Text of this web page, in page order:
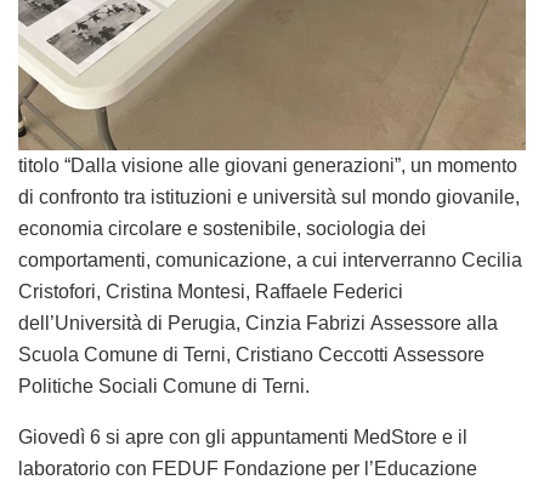
titolo “Dalla visione alle giovani generazioni”, un momento
di confronto tra istituzioni e università sul mondo giovanile,
economia circolare e sostenibile, sociologia dei
comportamenti, comunicazione, a cui interverranno Cecilia
Cristofori, Cristina Montesi, Raffaele Federici
dell’Università di Perugia, Cinzia Fabrizi Assessore alla
Scuola Comune di Terni, Cristiano Ceccotti Assessore
Politiche Sociali Comune di Terni.
Giovedì 6 si apre con gli appuntamenti MedStore e il
laboratorio con FEDUF Fondazione per l’Educazione